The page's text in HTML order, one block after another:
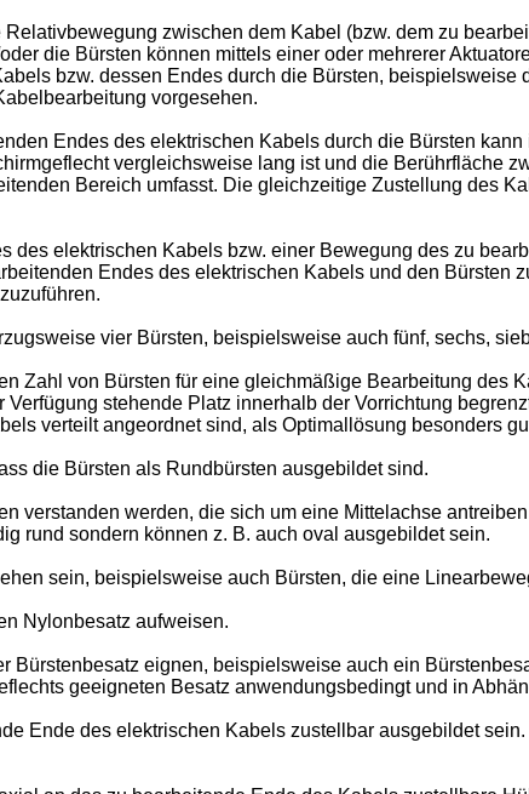
zwischen dem Kabel (bzw. dem zu
die Bürsten können mittels einer oder mehrerer
bzw. dessen Endes durch die Bürsten,
vorgesehen.
Endes des elektrischen Kabels durch die Bürsten
vergleichsweise lang ist und die Berührfläche
Bereich umfasst. Die gleichzeitige Zustellung des
des elektrischen Kabels bzw. einer Bewegung des zu
Endes des elektrischen Kabels und den Bürsten
vier Bürsten, beispielsweise auch fünf, sechs,
Zahl von Bürsten für eine gleichmäßige Bearbeitung des
stehende Platz innerhalb der Vorrichtung
verteilt angeordnet sind, als Optimallösung besonders
die Bürsten als Rundbürsten ausgebildet sind.
verstanden werden, die sich um eine Mittelachse
rund sondern können z. B. auch oval ausgebildet sein.
sein, beispielsweise auch Bürsten, die eine
Nylonbesatz aufweisen.
eignen, beispielsweise auch ein
geeigneten Besatz anwendungsbedingt und in
Ende des elektrischen Kabels zustellbar ausgebildet